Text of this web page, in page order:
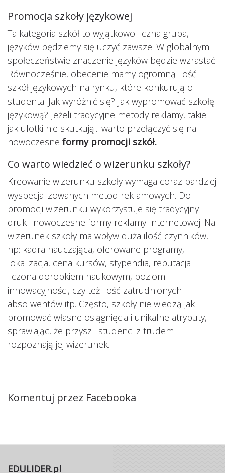
Promocja szkoły językowej
Ta kategoria szkół to wyjątkowo liczna grupa,
języków będziemy się uczyć zawsze. W globalnym
społeczeństwie znaczenie języków będzie wzrastać.
Równocześnie, obecenie mamy ogromną ilość
szkół językowych na rynku, które konkurują o
studenta. Jak wyróżnić się? Jak wypromować szkołę
językową? Jeżeli tradycyjne metody reklamy, takie
jak ulotki nie skutkują... warto przełączyć się na
nowoczesne formy promocji szkół.
Co warto wiedzieć o wizerunku szkoły?
Kreowanie wizerunku szkoły wymaga coraz bardziej
wyspecjalizowanych metod reklamowych. Do
promocji wizerunku wykorzystuje się tradycyjny
druk i nowoczesne formy reklamy Internetowej. Na
wizerunek szkoły ma wpływ duża ilość czynników,
np: kadra nauczająca, oferowane programy,
lokalizacja, cena kursów, stypendia, reputacja
liczona dorobkiem naukowym, poziom
innowacyjności, czy też ilość zatrudnionych
absolwentów itp. Często, szkoły nie wiedzą jak
promować własne osiągnięcia i unikalne atrybuty,
sprawiając, że przyszli studenci z trudem
rozpoznają jej wizerunek.
Komentuj przez Facebooka
EDULIDER.pl